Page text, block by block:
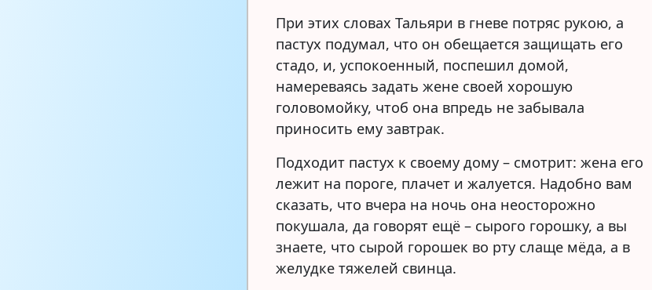
При этих словах Тальяри в гневе потряс рукою, а
пастух подумал, что он обещается защищать его
стадо, и, успокоенный, поспешил домой,
намереваясь задать жене своей хорошую
головомойку, чтоб она впредь не забывала
приносить ему завтрак.
Подходит пастух к своему дому – смотрит: жена его
лежит на пороге, плачет и жалуется. Надобно вам
сказать, что вчера на ночь она неосторожно
покушала, да говорят ещё – сырого горошку, а вы
знаете, что сырой горошек во рту слаще мёда, а в
желудке тяжелей свинца.